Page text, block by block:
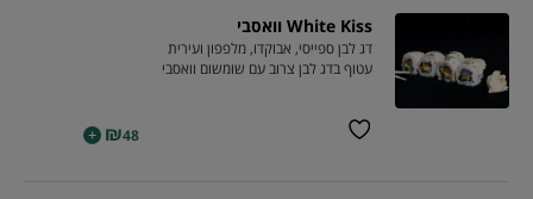
White Kiss וואסבי
דג לבן ספייסי, אבוקדו, מלפפון ועירית
עטוף בדג לבן צרוב עם שומשום וואסבי
₪48
+